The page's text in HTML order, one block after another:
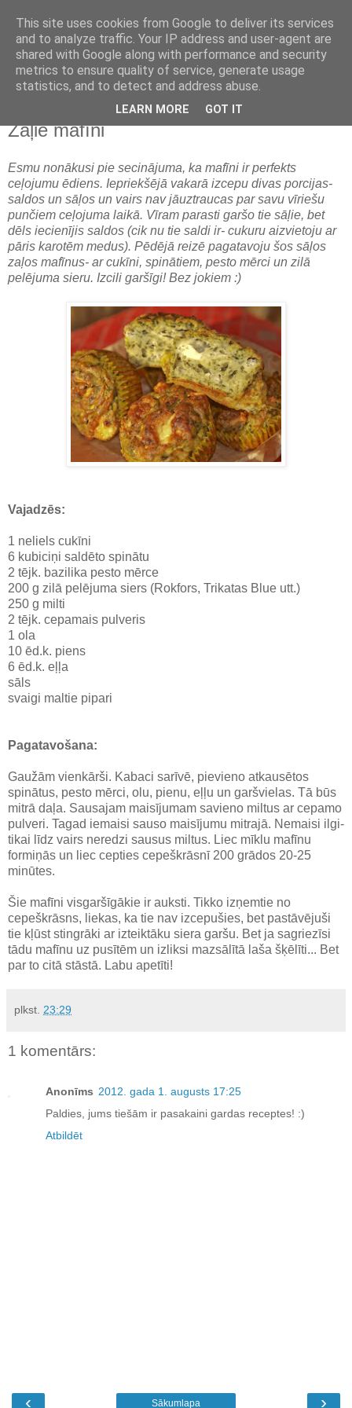
pirmdiena, 2011. gada 14. februāris
Zaļie mafīni
Esmu nonākusi pie secinājuma, ka mafīni ir perfekts
ceļojumu ēdiens. Iepriekšējā vakarā izcepu divas porcijas-
saldos un sāļos un vairs nav jāuztraucas par savu vīriešu
punčiem ceļojuma laikā. Vīram parasti garšo tie sāļie, bet
dēls iecienījis saldos (cik nu tie saldi ir- cukuru aizvietoju ar
pāris karotēm medus). Pēdējā reizē pagatavoju šos sāļos
zaļos mafīnus- ar cukīni, spinātiem, pesto mērci un zilā
pelējuma sieru. Izcili garšīgi! Bez jokiem :)
Vajadzēs:
1 neliels cukīni
6 kubiciņi saldēto spinātu
2 tējk. bazilika pesto mērce
200 g zilā pelējuma siers (Rokfors, Trikatas Blue utt.)
250 g milti
2 tējk. cepamais pulveris
1 ola
10 ēd.k. piens
6 ēd.k. eļļa
sāls
svaigi maltie pipari
Pagatavošana:
Gaužām vienkārši. Kabaci sarīvē, pievieno atkausētos
spinātus, pesto mērci, olu, pienu, eļļu un garšvielas. Tā būs
mitrā daļa. Sausajam maisījumam savieno miltus ar cepamo
pulveri. Tagad iemaisi sauso maisījumu mitrajā. Nemaisi ilgi-
tikai līdz vairs neredzi sausus miltus. Liec mīklu mafīnu
formiņās un liec cepties cepeškrāsnī 200 grādos 20-25
minūtes.
Šie mafīni visgaršīgākie ir auksti. Tikko izņemtie no
cepeškrāsns, liekas, ka tie nav izcepušies, bet pastāvējuši
tie kļūst stingrāki ar izteiktāku siera garšu. Bet ja sagriezīsi
tādu mafīnu uz pusītēm un izliksi mazsālītā laša šķēlīti... Bet
par to citā stāstā. Labu apetīti!
plkst. 23:29
1 komentārs:
Anonīms 2012. gada 1. augusts 17:25
Paldies, jums tiešām ir pasakaini gardas receptes! :)
Atbildēt
‹ ›
Sākumlapa
This site uses cookies from Google to deliver its services
and to analyze traffic. Your IP address and user-agent are
shared with Google along with performance and security
metrics to ensure quality of service, generate usage
statistics, and to detect and address abuse.
LEARN MORE GOT IT